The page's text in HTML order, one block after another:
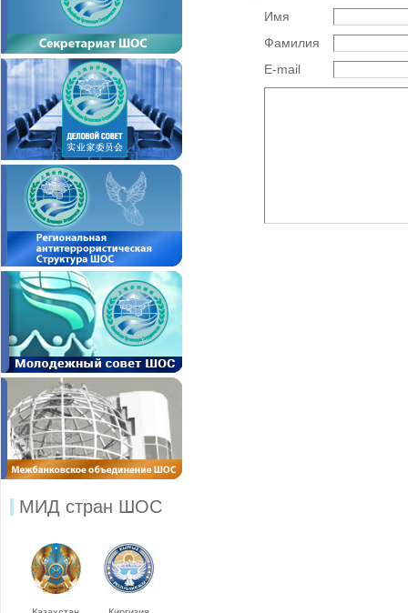
МИД стран ШОС
Имя
Фамилия
E-mail